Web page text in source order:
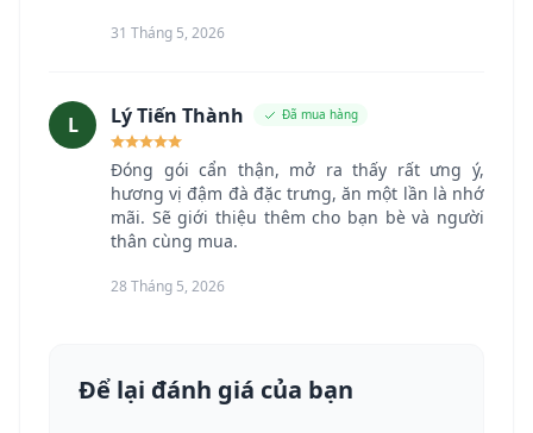
31 Tháng 5, 2026
L Lý Tiến Thành Đã mua hàng
Đóng gói cẩn thận, mở ra thấy rất ưng ý,
hương vị đậm đà đặc trưng, ăn một lần là nhớ
mãi. Sẽ giới thiệu thêm cho bạn bè và người
thân cùng mua.
28 Tháng 5, 2026
Để lại đánh giá của bạn